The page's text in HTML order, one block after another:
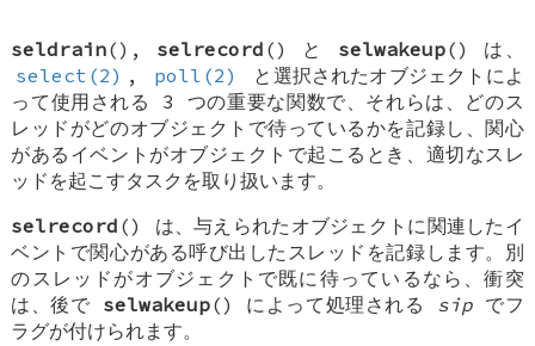
seldrain(), selrecord () と selwakeup() は、
select(2) , poll(2)
と選択されたオブジェクトによ
って使用される 3 つの重要な関数で、それらは、どのス
レッドがどのオブジェクトで待っているかを記録し、関心
があるイベントがオブジェクトで起こるとき、適切なスレ
ッドを起こすタスクを取り扱います。
selrecord () は、与えられたオブジェクトに関連したイ
ベントで関心がある呼び出したスレッドを記録します。別
のスレッドがオブジェクトで既に待っているなら、衝突
は、後で selwakeup() によって処理される sipでフ
ラグが付けられます。